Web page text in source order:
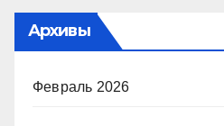
Архивы
Февраль 2026